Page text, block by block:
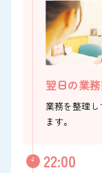
翌日の業
業務を整理
ます。
22:00